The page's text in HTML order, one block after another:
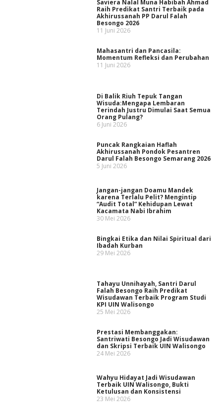
Saviera Nalal Muna Habibah Ahmad
Raih Predikat Santri Terbaik pada
Akhirussanah PP Darul Falah
Besongo 2026
11 Juni 2026
Mahasantri dan Pancasila:
Momentum Refleksi dan Perubahan
11 Juni 2026
Di Balik Riuh Tepuk Tangan
Wisuda:Mengapa Lembaran
Terindah Justru Dimulai Saat Semua
Orang Pulang?
6 Juni 2026
Puncak Rangkaian Haflah
Akhirussanah Pondok Pesantren
Darul Falah Besongo Semarang 2026
5 Juni 2026
Jangan-jangan Doamu Mandek
karena Terlalu Pelit? Mengintip
“Audit Total” Kehidupan Lewat
Kacamata Nabi Ibrahim
30 Mei 2026
Bingkai Etika dan Nilai Spiritual dari
Ibadah Kurban
29 Mei 2026
Tahayu Unnihayah, Santri Darul
Falah Besongo Raih Predikat
Wisudawan Terbaik Program Studi
KPI UIN Walisongo
25 Mei 2026
Prestasi Membanggakan:
Santriwati Besongo Jadi Wisudawan
dan Skripsi Terbaik UIN Walisongo
24 Mei 2026
Wahyu Hidayat Jadi Wisudawan
Terbaik UIN Walisongo, Bukti
Ketulusan dan Konsistensi
23 Mei 2026